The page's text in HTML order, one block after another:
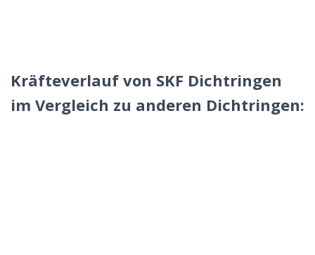
Kräfteverlauf von SKF Dichtringen
im Vergleich zu anderen Dichtringen: